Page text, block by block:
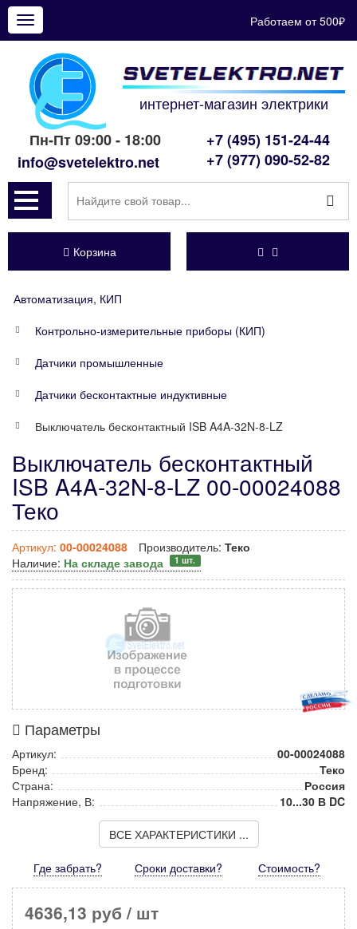
Показать
меню
Работаем от 500₽
интернет-магазин электрики
Пн-Пт 09:00 - 18:00
info@svetelektro.net
+7 (495) 151-24-44
+7 (977) 090-52-82
Корзина
Автоматизация, КИП
Контрольно-измерительные приборы (КИП)
Датчики промышленные
Датчики бесконтактные индуктивные
Выключатель бесконтактный ISB A4A-32N-8-LZ
Выключатель бесконтактный
ISB A4A-32N-8-LZ 00-00024088
Теко
Артикул: 00-00024088 Производитель: Теко
Наличие: На складе завода 1 шт.
Параметры
Артикул:
00-00024088
Бренд:
Теко
Страна:
Россия
Напряжение, В:
10...30 В DC
ВСЕ ХАРАКТЕРИСТИКИ ...
Где забрать? Сроки доставки? Стоимость?
4636,13 руб / шт